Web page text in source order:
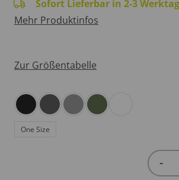
Sofort Lieferbar in 2-3
Mehr Produktinfos
Zur Größentabelle
One Size
-